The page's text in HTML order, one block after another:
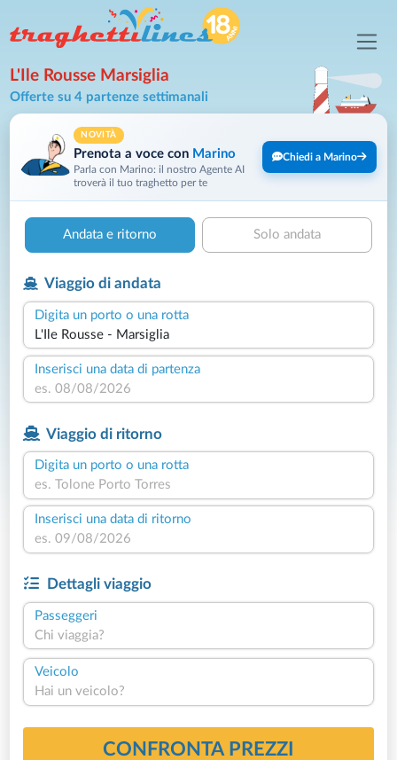
L'Ile Rousse Marsiglia
Offerte su 4 partenze settimanali
NOVITÀ
Prenota a voce con Marino
Parla con Marino: il nostro Agente AI
troverà il tuo traghetto per te
Chiedi a Marino
Andata e ritorno Solo andata
Viaggio di andata
Digita un porto o una rotta
Inserisci una data di partenza
Viaggio di ritorno
Digita un porto o una rotta
Inserisci una data di ritorno
Dettagli viaggio
Passeggeri
Chi viaggia?
Veicolo
Hai un veicolo?
CONFRONTA PREZZI